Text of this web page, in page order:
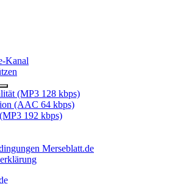
Kanal
(MP3 128 kbps)
(AAC 64 kbps)
192 kbps)
Merseblatt.de